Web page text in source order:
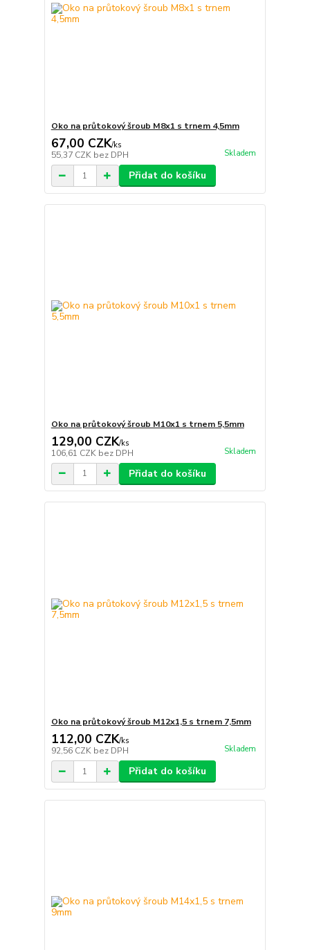
Oko na průtokový šroub M8x1 s trnem 4,5mm
67,00 CZK/ks
55,37 CZK bez DPH Skladem
Přidat do košíku
Oko na průtokový šroub M10x1 s trnem 5,5mm
129,00 CZK/ks
106,61 CZK bez DPH Skladem
Přidat do košíku
Oko na průtokový šroub M12x1,5 s trnem 7,5mm
112,00 CZK/ks
92,56 CZK bez DPH Skladem
Přidat do košíku